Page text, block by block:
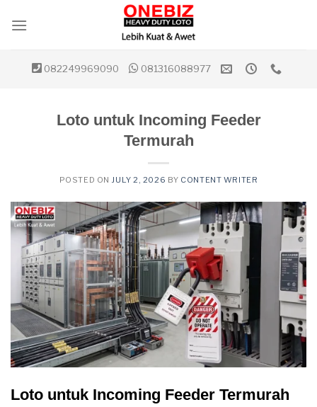
082249969090 081316088977
Loto untuk Incoming Feeder
Termurah
POSTED ON JULY 2, 2026 BY CONTENT WRITER
Loto untuk Incoming Feeder Termurah